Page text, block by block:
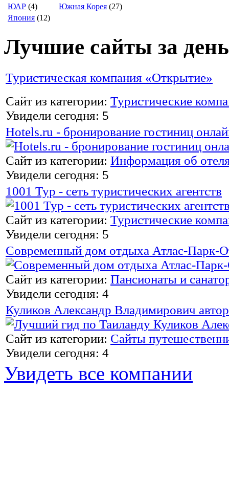
ЮАР (4) Южная Корея (27)
Япония (12)
Лучшие сайты за день
Туристическая компания «Открытие»
Сайт из категории: Туристические
Увидели сегодня: 5
Hotels.ru - бронирование гостиниц
Сайт из категории: Информация об
Увидели сегодня: 5
1001 Тур - сеть туристических агентств
Сайт из категории: Туристические
Увидели сегодня: 5
Современный дом отдыха Атлас-Парк-
Сайт из категории: Пансионаты и
Увидели сегодня: 4
Куликов Александр Владимирович
Сайт из категории: Сайты
Увидели сегодня: 4
Увидеть все компании